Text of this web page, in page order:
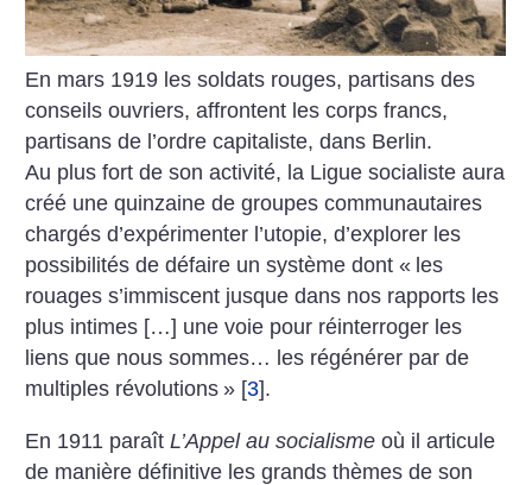
En mars 1919 les soldats rouges, partisans des
conseils ouvriers, affrontent les corps francs,
partisans de l’ordre capitaliste, dans Berlin.
Au plus fort de son activité, la Ligue socialiste aura
créé une quinzaine de groupes communautaires
chargés d’expérimenter l’utopie, d’explorer les
possibilités de défaire un système dont « les
rouages s’immiscent jusque dans nos rapports les
plus intimes […] une voie pour réinterroger les
liens que nous sommes… les régénérer par de
multiples révolutions » [3].
En 1911 paraîtL’Appel au socialisme où il articule
de manière définitive les grands thèmes de son